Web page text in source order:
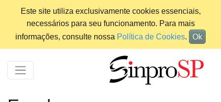
Este site utiliza exclusivamente cookies essenciais,
necessários para seu funcionamento. Para mais
informações, consulte nossa Política de Cookies. Ok